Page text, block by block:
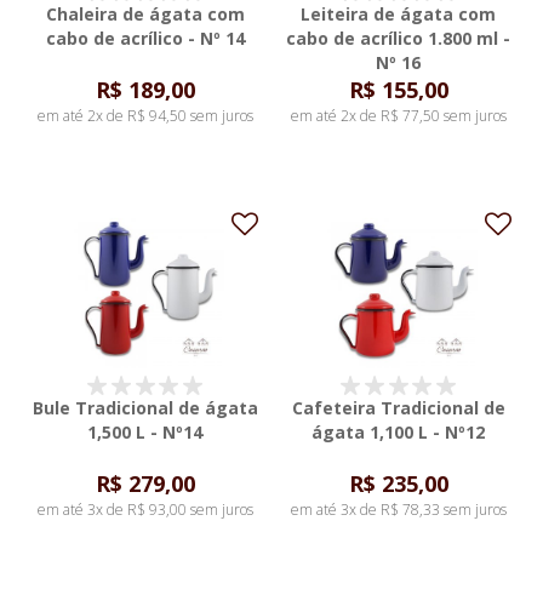
Chaleira de ágata com
cabo de acrílico - Nº 14
R$ 189,00
em até 2x de R$ 94,50 sem juros
Leiteira de ágata com
cabo de acrílico 1.800 ml -
Nº 16
R$ 155,00
em até 2x de R$ 77,50 sem juros
Bule Tradicional de ágata
1,500 L - Nº14
R$ 279,00
em até 3x de R$ 93,00 sem juros
Cafeteira Tradicional de
ágata 1,100 L - Nº12
R$ 235,00
em até 3x de R$ 78,33 sem juros